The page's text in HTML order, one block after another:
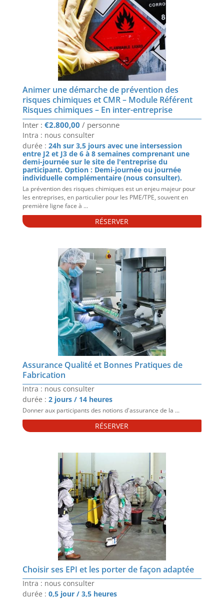
Animer une démarche de prévention des
risques chimiques et CMR – Module Référent
Risques chimiques – En inter-entreprise
€2.800,00
Intra : nous consulter
durée : 24h sur 3,5 jours avec une intersession
entre J2 et J3 de 6 à 8 semaines comprenant une
demi-journée sur le site de l'entreprise du
participant. Option : Demi-journée ou journée
individuelle complémentaire (nous consulter).
La prévention des risques chimiques est un enjeu majeur pour
les entreprises, en particulier pour les PME/TPE, souvent en
première ligne face à ...
RÉSERVER
Assurance Qualité et Bonnes Pratiques de
Fabrication
Intra : nous consulter
durée : 2 jours / 14 heures
Donner aux participants des notions d'assurance de la ...
RÉSERVER
Choisir ses EPI et les porter de façon adaptée
Intra : nous consulter
durée : 0,5 jour / 3,5 heures